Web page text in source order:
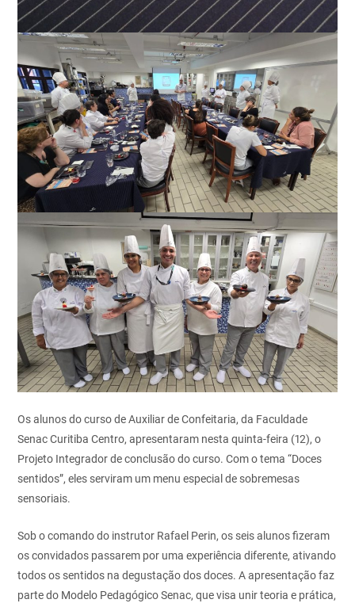
Os alunos do curso de Auxiliar de Confeitaria, da Faculdade
Senac Curitiba Centro, apresentaram nesta quinta-feira (12), o
Projeto Integrador de conclusão do curso. Com o tema “Doces
sentidos”, eles serviram um menu especial de sobremesas
sensoriais.
Sob o comando do instrutor Rafael Perin, os seis alunos fizeram
os convidados passarem por uma experiência diferente, ativando
todos os sentidos na degustação dos doces. A apresentação faz
parte do Modelo Pedagógico Senac, que visa unir teoria e prática,